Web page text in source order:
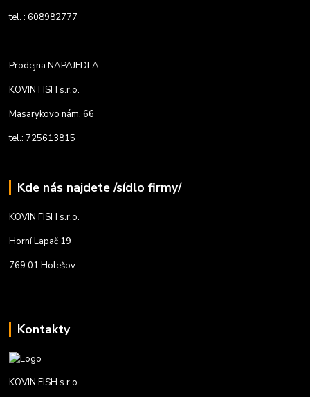
tel. : 608982777
Prodejna NAPAJEDLA
KOVIN FISH s.r.o.
Masarykovo nám. 66
tel.: 725613815
Kde nás najdete /sídlo firmy/
KOVIN FISH s.r.o.
Horní Lapač 19
769 01 Holešov
Kontakty
KOVIN FISH s.r.o.